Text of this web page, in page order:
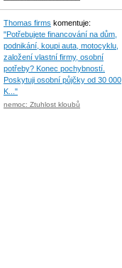
Thomas firms komentuje:
"Potřebujete financování na dům,
podnikání, koupi auta, motocyklu,
založení vlastní firmy, osobní
potřeby? Konec pochybností.
Poskytuji osobní půjčky od 30 000
K..."
nemoc: Ztuhlost kloubů